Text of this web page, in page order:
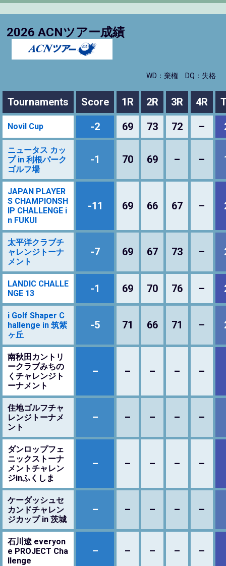
2026 ACNツアー成績
WD：棄権 DQ：失格
Tournaments Score 1R 2R 3R 4R
Novil Cup -2 69 73 72 –
ニュータス カッ
プ in 利根パーク
ゴルフ場
-1 70 69 – –
JAPAN PLAYER
S CHAMPIONSH
IP CHALLENGE i
n FUKUI
-11 69 66 67 –
太平洋クラブチ
ャレンジトーナ
メント
-7 69 67 73 –
LANDIC CHALLE
NGE 13
-1 69 70 76 –
i Golf Shaper C
hallenge in 筑紫
ヶ丘
-5 71 66 71 –
南秋田カントリ
ークラブみちの
くチャレンジト
ーナメント
– – – – –
住地ゴルフチャ
レンジトーナメ
ント
– – – – –
ダンロップフェ
ニックストーナ
メントチャレン
ジinふくしま
– – – – –
ケーダッシュセ
カンドチャレン
ジカップ in 茨城
– – – – –
石川遼 everyon
e PROJECT Cha
llenge
– – – – –